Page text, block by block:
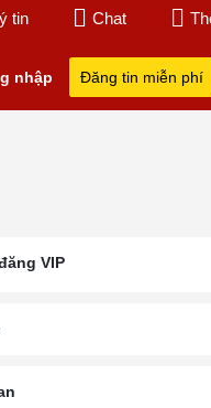
tin Chat
nhập Đăng tin miễn phí
VIP